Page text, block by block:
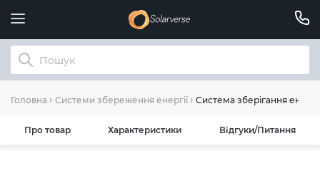
Головна Системи збереження енергії Система зберігання
Про товар Характеристики Відгуки/Питання